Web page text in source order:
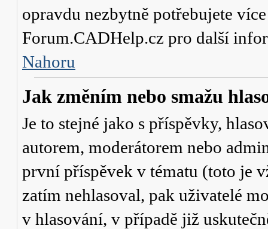
opravdu nezbytně potřebujete
Forum.CADHelp.cz pro další
Nahoru
Jak změním nebo smažu
Je to stejné jako s příspěvky,
autorem, moderátorem nebo
první příspěvek v tématu (toto je
zatím nehlasoval, pak uživatelé
v hlasování, v případě již